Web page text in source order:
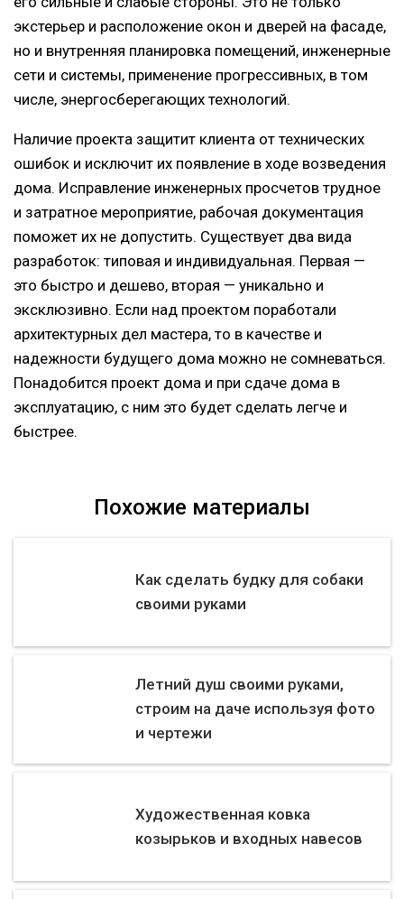
экстерьер и расположение окон и дверей на фасаде,
но и внутренняя планировка помещений, инженерные
сети и системы, применение прогрессивных, в том
числе, энергосберегающих технологий.
Наличие проекта защитит клиента от технических
ошибок и исключит их появление в ходе возведения
дома. Исправление инженерных просчетов трудное
и затратное мероприятие, рабочая документация
поможет их не допустить. Существует два вида
разработок: типовая и индивидуальная. Первая —
это быстро и дешево, вторая — уникально и
эксклюзивно. Если над проектом поработали
архитектурных дел мастера, то в качестве и
надежности будущего дома можно не сомневаться.
Понадобится проект дома и при сдаче дома в
эксплуатацию, с ним это будет сделать легче и
быстрее.
Похожие материалы
Как сделать будку для собаки
своими руками
Летний душ своими руками,
строим на даче используя фото
и чертежи
Художественная ковка
козырьков и входных навесов